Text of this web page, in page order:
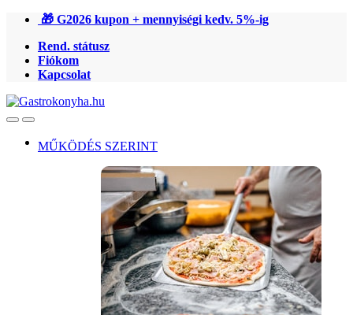
Ugrás
navigációhoz
Ugrás
tartalomra
🎁 G2026 kupon + mennyiségi kedv. 5%-ig
Rend. státusz
Fiókom
Kapcsolat
OpenClose
MŰKÖDÉS SZERINT